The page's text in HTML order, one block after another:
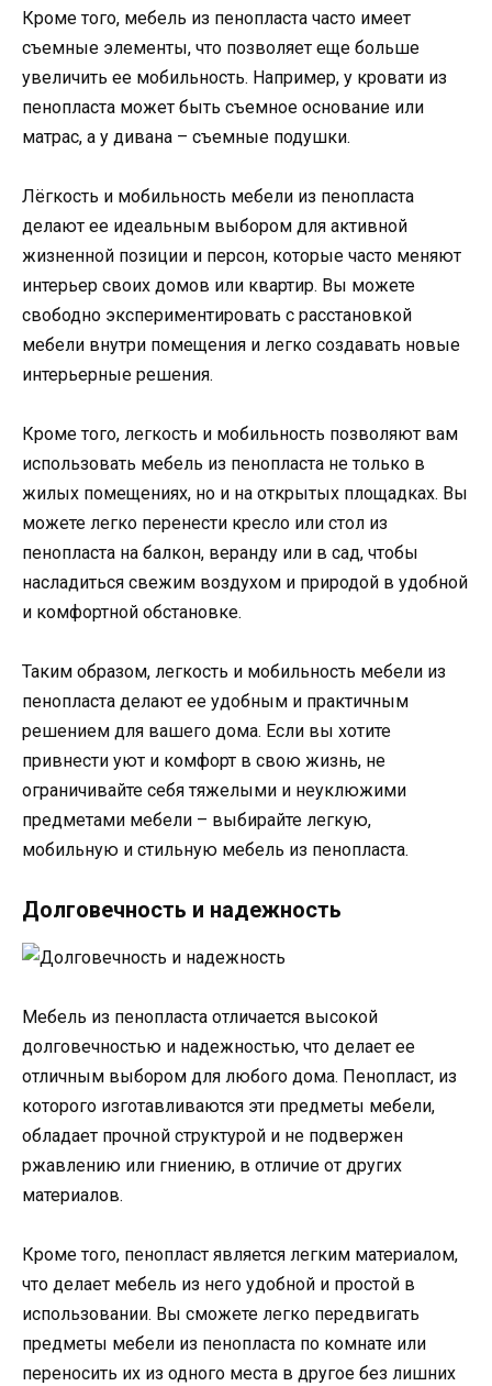
Кроме того, мебель из пенопласта часто имеет
съемные элементы, что позволяет еще больше
увеличить ее мобильность. Например, у кровати из
пенопласта может быть съемное основание или
матрас, а у дивана – съемные подушки.
Лёгкость и мобильность мебели из пенопласта
делают ее идеальным выбором для активной
жизненной позиции и персон, которые часто меняют
интерьер своих домов или квартир. Вы можете
свободно экспериментировать с расстановкой
мебели внутри помещения и легко создавать новые
интерьерные решения.
Кроме того, легкость и мобильность позволяют вам
использовать мебель из пенопласта не только в
жилых помещениях, но и на открытых площадках. Вы
можете легко перенести кресло или стол из
пенопласта на балкон, веранду или в сад, чтобы
насладиться свежим воздухом и природой в удобной
и комфортной обстановке.
Таким образом, легкость и мобильность мебели из
пенопласта делают ее удобным и практичным
решением для вашего дома. Если вы хотите
привнести уют и комфорт в свою жизнь, не
ограничивайте себя тяжелыми и неуклюжими
предметами мебели – выбирайте легкую,
мобильную и стильную мебель из пенопласта.
Долговечность и надежность
Мебель из пенопласта отличается высокой
долговечностью и надежностью, что делает ее
отличным выбором для любого дома. Пенопласт, из
которого изготавливаются эти предметы мебели,
обладает прочной структурой и не подвержен
ржавлению или гниению, в отличие от других
материалов.
Кроме того, пенопласт является легким материалом,
что делает мебель из него удобной и простой в
использовании. Вы сможете легко передвигать
предметы мебели из пенопласта по комнате или
переносить их из одного места в другое без лишних